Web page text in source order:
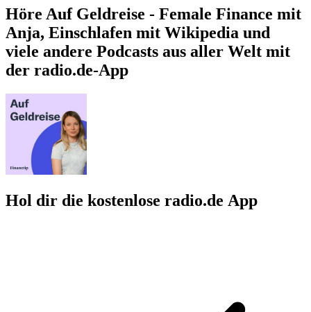
Höre Auf Geldreise - Female Finance mit
Anja, Einschlafen mit Wikipedia und
viele andere Podcasts aus aller Welt mit
der radio.de-App
Hol dir die kostenlose radio.de App